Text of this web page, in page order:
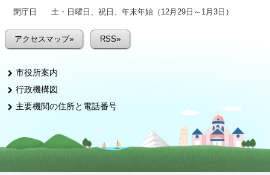
閉庁日
土・日曜日、祝日、年末年始（12月29日～1月3日）
アクセスマップ» RSS»
市役所案内
行政機構図
主要機関の住所と電話番号